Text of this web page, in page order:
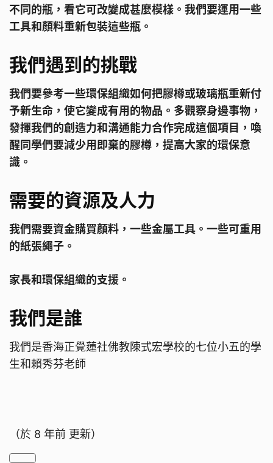
不同的瓶，看它可改變成甚麼模樣。我們要運用一些
工具和顏料重新包裝這些瓶。
我們遇到的挑戰
我們要參考一些環保組織如何把膠樽或玻璃瓶重新付
予新生命，使它變成有用的物品。多觀察身邊事物，
發揮我們的創造力和溝通能力合作完成這個項目，喚
醒同學們要減少用即棄的膠樽，提高大家的環保意
識。
需要的資源及人力
我們需要資金購買顏料，一些金屬工具。一些可重用
的紙張繩子。
家長和環保組織的支援。
我們是誰
我們是香海正覺蓮社佛教陳式宏學校的七位小五的學
生和賴秀芬老師
（於 8 年前 更新）